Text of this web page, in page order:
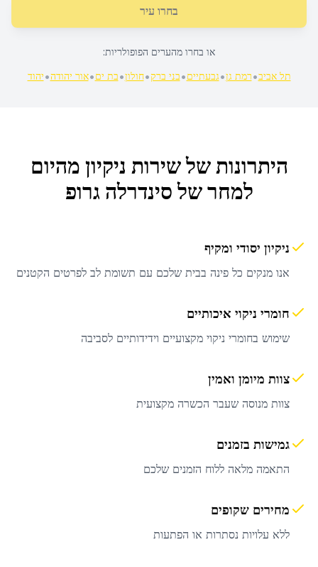
בחרו עיר
או בחרו מהערים הפופולריות:
תל אביב•רמת גן•גבעתיים•בני ברק•חולון•בת ים•אור יהודה•יהוד
היתרונות של שירות ניקיון מהיום
למחרשל סינדרלה גרופ
ניקיון יסודי ומקיף
אנו מנקים כל פינה בבית שלכם עם תשומת לב לפרטים הקטנים
חומרי ניקוי איכותיים
שימוש בחומרי ניקוי מקצועיים וידידותיים לסביבה
צוות מיומן ואמין
צוות מנוסה שעבר הכשרה מקצועית
גמישות בזמנים
התאמה מלאה ללוח הזמנים שלכם
מחירים שקופים
ללא עלויות נסתרות או הפתעות